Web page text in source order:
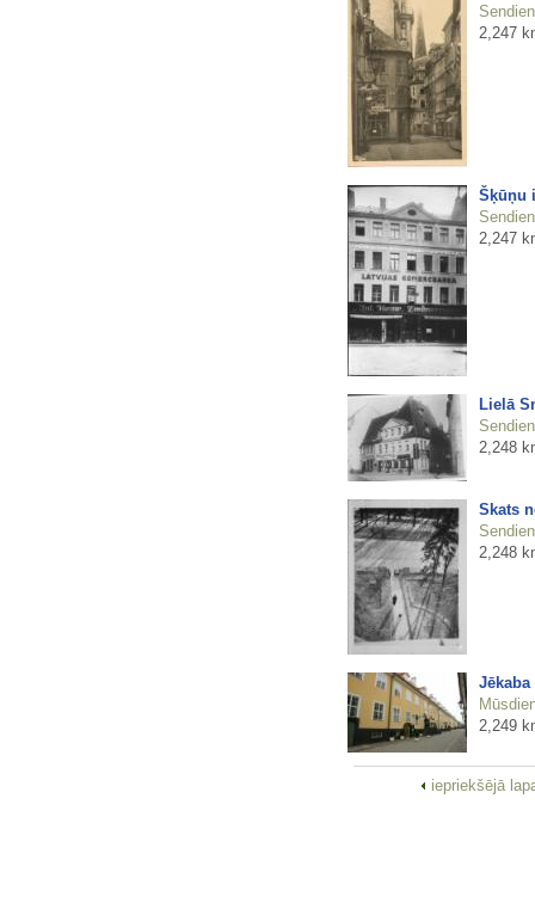
2,247
Šķūņu
2,247
Lielā
2,248
Skats
2,248
Jēkaba
2,249
iepriekšējā